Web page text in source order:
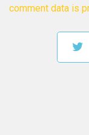
comment data is